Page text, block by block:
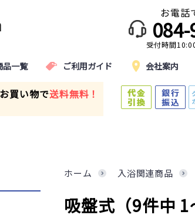
お電話
受付時間
品一覧 ご利用ガイド 会社案内
買い物で送料無料！
ホーム 入浴関連商品
吸盤式（9件中 1